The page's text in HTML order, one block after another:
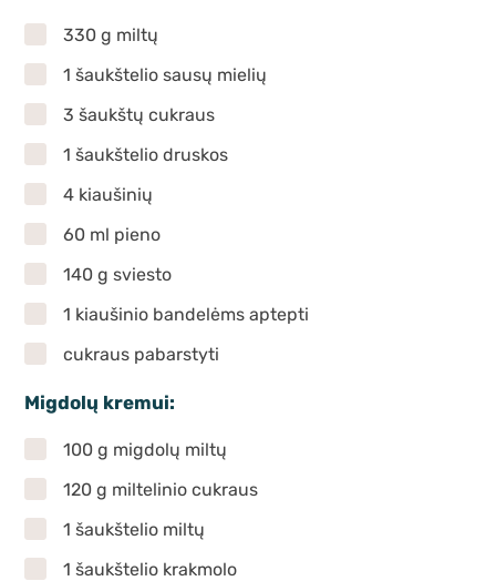
330 g miltų
1 šaukštelio sausų mielių
3 šaukštų cukraus
1 šaukštelio druskos
4 kiaušinių
60 ml pieno
140 g sviesto
1 kiaušinio bandelėms aptepti
cukraus pabarstyti
Migdolų kremui:
100 g migdolų miltų
120 g miltelinio cukraus
1 šaukštelio miltų
1 šaukštelio krakmolo